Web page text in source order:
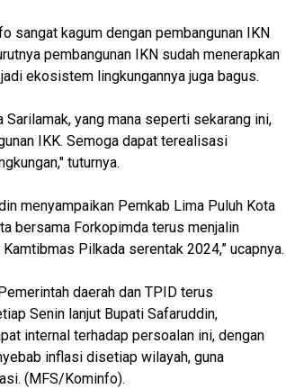
sangat kagum dengan pembangunan IKN
pembangunan IKN sudah menerapkan
ekosistem lingkungannya juga bagus.
yang mana seperti sekarang ini,
IKK. Semoga dapat terealisasi
tuturnya.
menyampaikan Pemkab Lima Puluh Kota
bersama Forkopimda terus menjalin
Pilkada serentak 2024,” ucapnya.
daerah dan TPID terus
Senin lanjut Bupati Safaruddin,
internal terhadap persoalan ini, dengan
inflasi disetiap wilayah, guna
(MFS/Kominfo).